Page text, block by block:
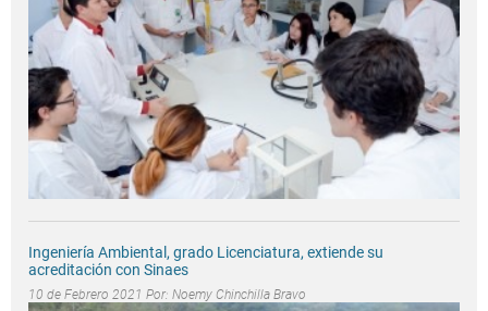
Ingeniería Ambiental, grado Licenciatura, extiende su
acreditación con Sinaes
10 de Febrero 2021 Por: Noemy Chinchilla Bravo